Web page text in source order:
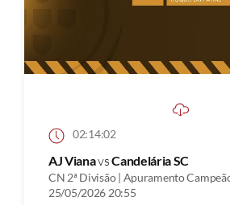
02:14:02
AJ VianavsCandelária SC
CN 2ª Divisão | Apuramento
25/05/2026 20:55